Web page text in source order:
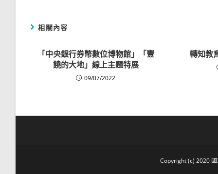
相關內容
「中央銀行券幣數位博物館」「豐
饒的大地」線上主題特展
09/07/2022
轉知教
Copyright (c) 2020